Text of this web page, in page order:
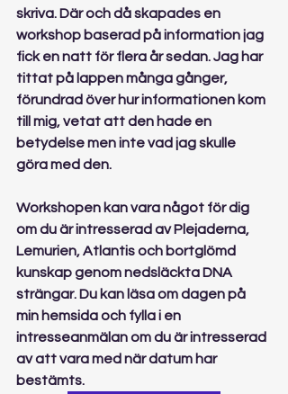
skriva. Där och då skapades en
workshop baserad på information jag
fick en natt för flera år sedan. Jag har
tittat på lappen många gånger,
förundrad över hur informationen kom
till mig, vetat att den hade en
betydelse men inte vad jag skulle
göra med den.
Workshopen kan vara något för dig
om du är intresserad av Plejaderna,
Lemurien, Atlantis och bortglömd
kunskap genom nedsläckta DNA
strängar. Du kan läsa om dagen på
min hemsida och fylla i en
intresseanmälan om du är intresserad
av att vara med när datum har
bestämts.